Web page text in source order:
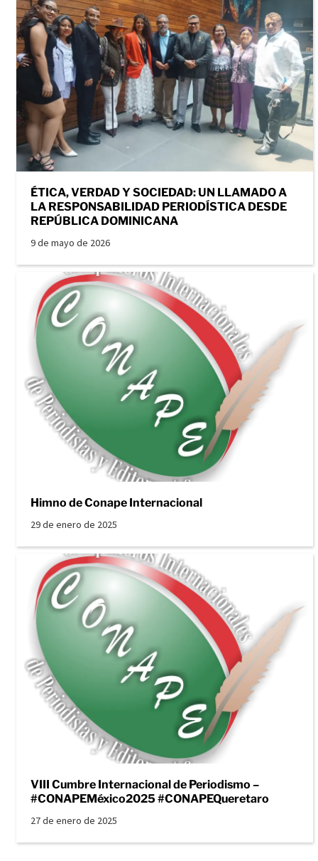
ÉTICA, VERDAD Y SOCIEDAD: UN LLAMADO A
LA RESPONSABILIDAD PERIODÍSTICA DESDE
REPÚBLICA DOMINICANA
9 de mayo de 2026
Himno de Conape Internacional
29 de enero de 2025
VIII Cumbre Internacional de Periodismo –
#CONAPEMéxico2025 #CONAPEQueretaro
27 de enero de 2025